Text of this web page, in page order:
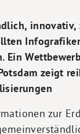
innovativ,
Ein
zeigt
zur